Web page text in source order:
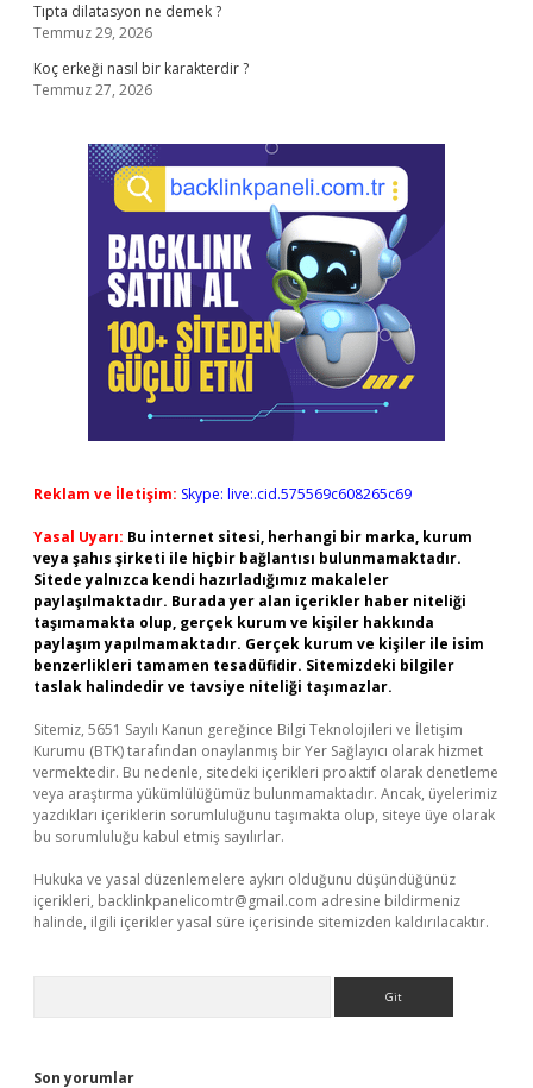
Tıpta dilatasyon ne demek ?
Temmuz 29, 2026
Koç erkeği nasıl bir karakterdir ?
Temmuz 27, 2026
Reklam ve İletişim: Skype: live:.cid.575569c608265c69
Yasal Uyarı: Bu internet sitesi, herhangi bir marka, kurum
veya şahıs şirketi ile hiçbir bağlantısı bulunmamaktadır.
Sitede yalnızca kendi hazırladığımız makaleler
paylaşılmaktadır. Burada yer alan içerikler haber niteliği
taşımamakta olup, gerçek kurum ve kişiler hakkında
paylaşım yapılmamaktadır. Gerçek kurum ve kişiler ile isim
benzerlikleri tamamen tesadüfidir. Sitemizdeki bilgiler
taslak halindedir ve tavsiye niteliği taşımazlar.
Sitemiz, 5651 Sayılı Kanun gereğince Bilgi Teknolojileri ve İletişim
Kurumu (BTK) tarafından onaylanmış bir Yer Sağlayıcı olarak hizmet
vermektedir. Bu nedenle, sitedeki içerikleri proaktif olarak denetleme
veya araştırma yükümlülüğümüz bulunmamaktadır. Ancak, üyelerimiz
yazdıkları içeriklerin sorumluluğunu taşımakta olup, siteye üye olarak
bu sorumluluğu kabul etmiş sayılırlar.
Hukuka ve yasal düzenlemelere aykırı olduğunu düşündüğünüz
içerikleri, backlinkpanelicomtr@gmail.com adresine bildirmeniz
halinde, ilgili içerikler yasal süre içerisinde sitemizden kaldırılacaktır.
Son yorumlar